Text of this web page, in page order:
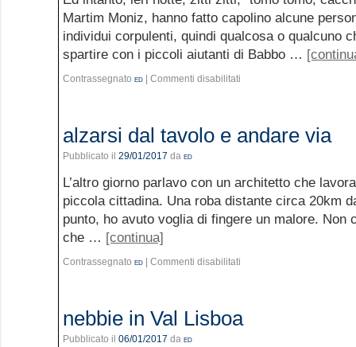
Martim Moniz, hanno fatto capolino alcune
individui corpulenti, quindi qualcosa o qualcuno
spartire con i piccoli aiutanti di Babbo …
Contrassegnato ed Commenti disabilitati
alzarsi dal tavolo e andare via
Pubblicato il 29/01/2017 da ed
L’altro giorno parlavo con un architetto che
piccola cittadina. Una roba distante circa 20km
punto, ho avuto voglia di fingere un malore. Non
che … [continua]
Contrassegnato ed Commenti disabilitati
nebbie in Val Lisboa
Pubblicato il 06/01/2017 da ed